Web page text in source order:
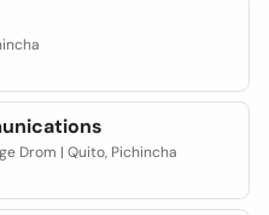
Drom | Quito, Pichincha